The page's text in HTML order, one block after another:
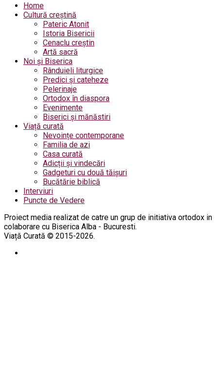
Home
Cultură creștină
Pateric Atonit
Istoria Bisericii
Cenaclu creștin
Artă sacră
Noi și Biserica
Rânduieli liturgice
Predici și cateheze
Pelerinaje
Ortodox în diaspora
Evenimente
Biserici și mănăstiri
Viață curată
Nevoințe contemporane
Familia de azi
Casa curată
Adicții și vindecări
Gadgeturi cu două tăișuri
Bucătărie biblică
Interviuri
Puncte de Vedere
Proiect media realizat de catre un grup de initiativa ortodox in
colaborare cu Biserica Alba - Bucuresti.
Viață Curată © 2015-2026.